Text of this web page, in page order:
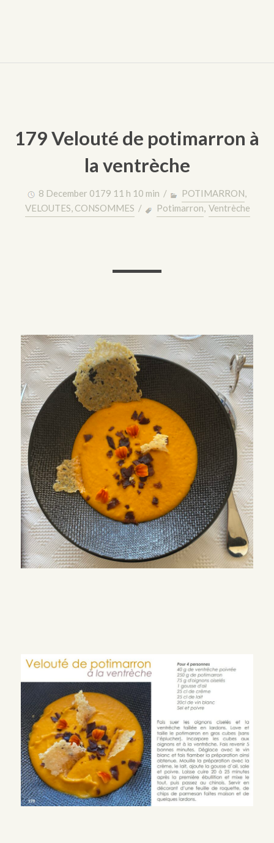
179 Velouté de potimarron à
la ventrèche
8 December 0179 11 h 10 min / POTIMARRON,
VELOUTES, CONSOMMES / Potimarron, Ventrèche